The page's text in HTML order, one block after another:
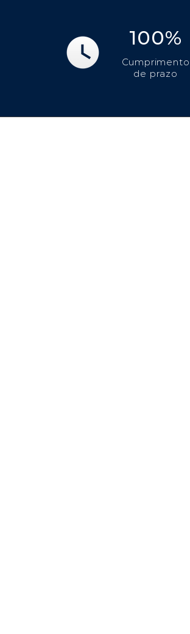
100%
Cumprimento
de prazo